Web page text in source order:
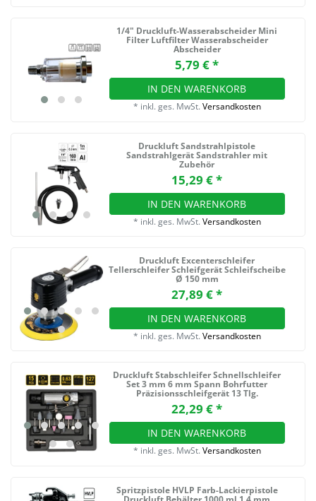
1/4" Druckluft-Wasserabscheider Mini
Filter Luftfilter Wasserabscheider
Abscheider
5,79 € *
IN DEN WARENKORB
* inkl. ges. MwSt. Versandkosten
Druckluft Sandstrahlpistole
Sandstrahlgerät Sandstrahler mit
Zubehör
15,29 € *
IN DEN WARENKORB
* inkl. ges. MwSt. Versandkosten
Druckluft Excenterschleifer
Tellerschleifer Schleifgerät Schleifscheibe
Ø 150 mm
27,89 € *
IN DEN WARENKORB
* inkl. ges. MwSt. Versandkosten
Druckluft Stabschleifer Schnellschleifer
Set 3 mm 6 mm Spann Bohrfutter
Präzisionsschleifgerät 13 Tlg.
22,29 € *
IN DEN WARENKORB
* inkl. ges. MwSt. Versandkosten
Spritzpistole HVLP Farb-Lackierpistole